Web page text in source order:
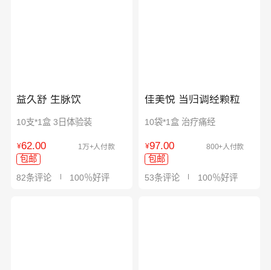
益久舒 生脉饮
10支*1盒 3日体验装
¥62.00 1万+人付款
包邮
82条评论
100％好评
佳美悦 当归调经颗粒
10袋*1盒 治疗痛经
¥97.00 800+人付款
包邮
53条评论
100％好评